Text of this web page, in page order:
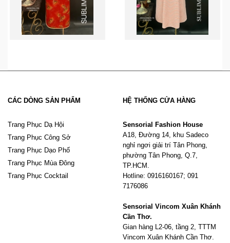
CÁC DÒNG SẢN PHẨM
Trang Phục Dạ Hội
Trang Phục Công Sở
Trang Phục Dạo Phố
Trang Phục Mùa Đông
Trang Phục Cocktail
HỆ THỐNG CỬA HÀNG
Sensorial Fashion House
A18, Đường 14, khu Sadeco
nghỉ ngơi giải trí Tân Phong,
phường Tân Phong, Q.7,
TP.HCM.
Hotline: 0916160167; 091
7176086
Sensorial Vincom Xuân Khánh
Cần Thơ.
Gian hàng L2-06, tầng 2, TTTM
Vincom Xuân Khánh Cần Thơ.